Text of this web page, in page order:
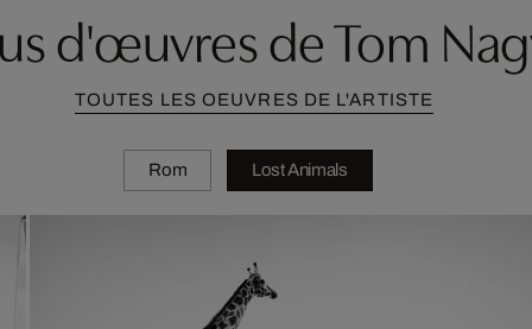
d'œuvres de Tom
TOUTES LES OEUVRES DE L'ARTISTE
Rom Lost Animals